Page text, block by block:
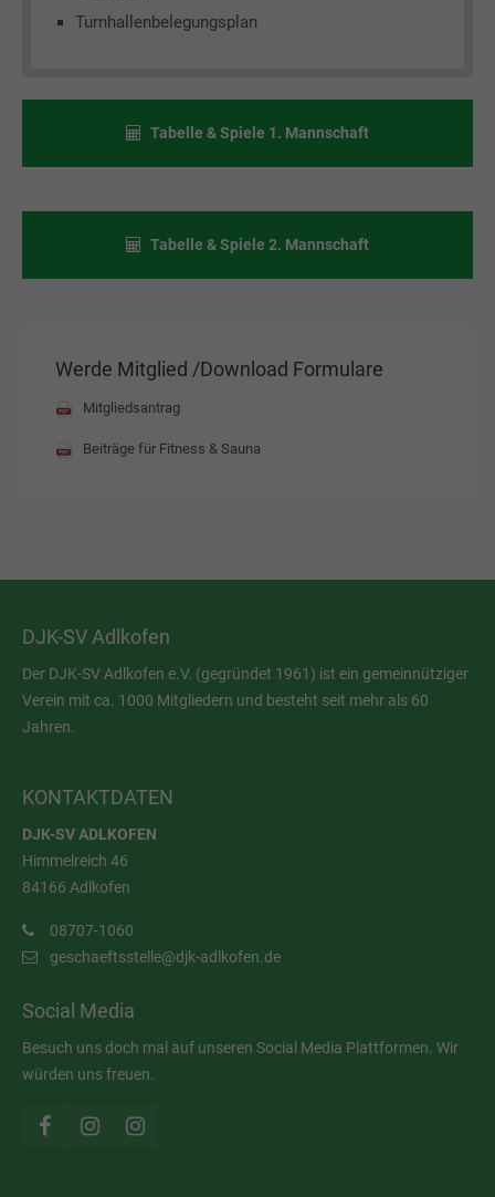
Turnhallenbelegungsplan
Tabelle & Spiele 1. Mannschaft
Tabelle & Spiele 2. Mannschaft
Werde Mitglied /Download Formulare
Mitgliedsantrag
Beiträge für Fitness & Sauna
DJK-SV Adlkofen
Der DJK-SV Adlkofen e.V. (gegründet 1961) ist ein gemeinnütziger
Verein mit ca. 1000 Mitgliedern und besteht seit mehr als 60
Jahren.
KONTAKTDATEN
DJK-SV ADLKOFEN
Himmelreich 46
84166 Adlkofen
08707-1060
geschaeftsstelle@djk-adlkofen.de
Social Media
Besuch uns doch mal auf unseren Social Media Plattformen. Wir
würden uns freuen.